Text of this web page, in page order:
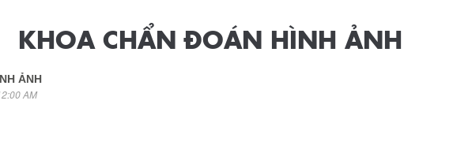
KHOA CHẨN ĐOÁN HÌNH ẢNH
ẢNH
AM